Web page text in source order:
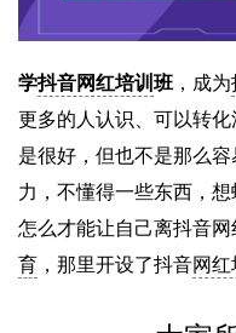
学抖音网红培训 班 ，成为
更多的人认识、可以转
是很好，但也不是那么
力，不懂得一些东西，想
怎么才能让自己离抖音
育 ，那里开设了抖音网红